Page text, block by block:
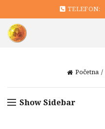
TELEFON:
Početna
Show Sidebar